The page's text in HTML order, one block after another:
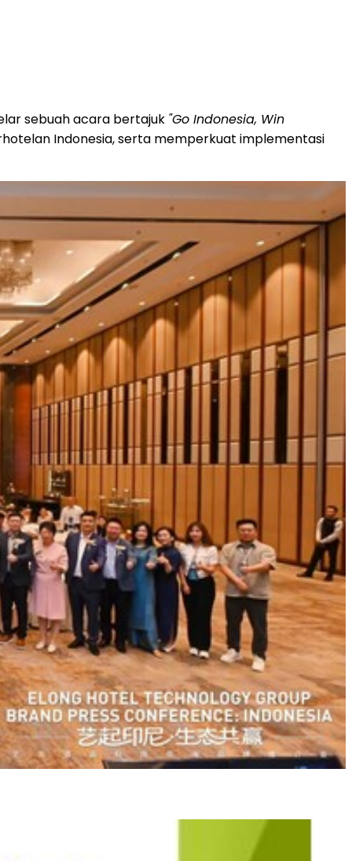
sebuah acara bertajuk "Go Indonesia, Win
Indonesia, serta memperkuat implementasi